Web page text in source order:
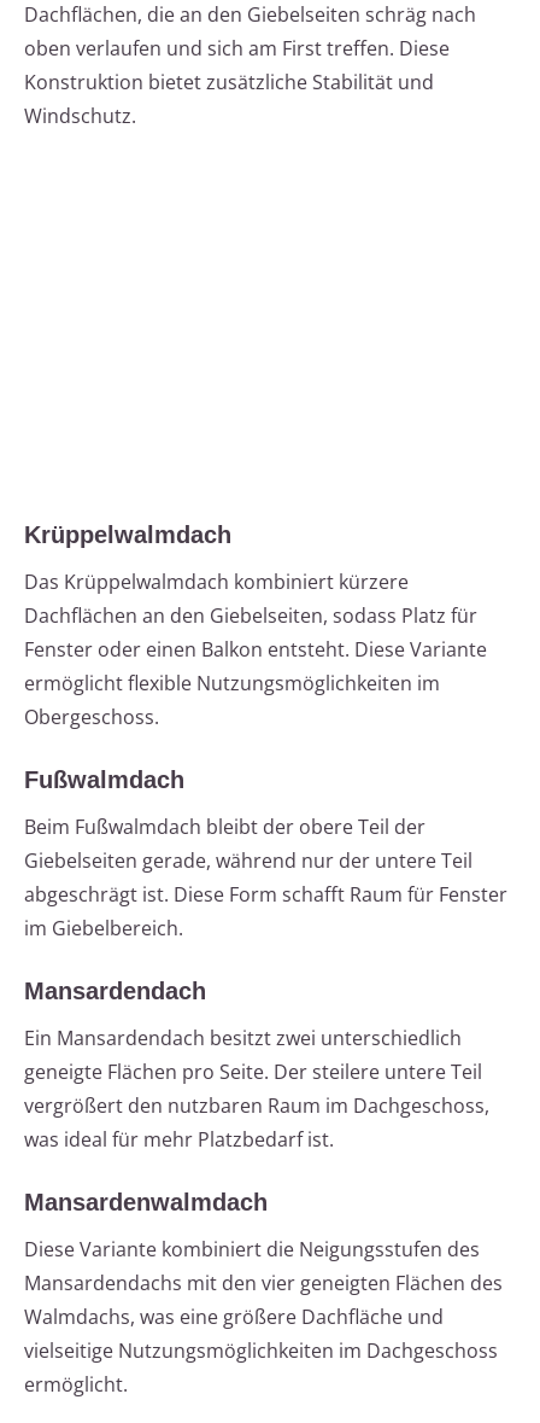
Dachflächen, die an den Giebelseiten schräg nach
oben verlaufen und sich am First treffen. Diese
Konstruktion bietet zusätzliche Stabilität und
Windschutz.
Krüppelwalmdach
Das Krüppelwalmdach kombiniert kürzere
Dachflächen an den Giebelseiten, sodass Platz für
Fenster oder einen Balkon entsteht. Diese Variante
ermöglicht flexible Nutzungsmöglichkeiten im
Obergeschoss.
Fußwalmdach
Beim Fußwalmdach bleibt der obere Teil der
Giebelseiten gerade, während nur der untere Teil
abgeschrägt ist. Diese Form schafft Raum für Fenster
im Giebelbereich.
Mansardendach
Ein Mansardendach besitzt zwei unterschiedlich
geneigte Flächen pro Seite. Der steilere untere Teil
vergrößert den nutzbaren Raum im Dachgeschoss,
was ideal für mehr Platzbedarf ist.
Mansardenwalmdach
Diese Variante kombiniert die Neigungsstufen des
Mansardendachs mit den vier geneigten Flächen des
Walmdachs, was eine größere Dachfläche und
vielseitige Nutzungsmöglichkeiten im Dachgeschoss
ermöglicht.